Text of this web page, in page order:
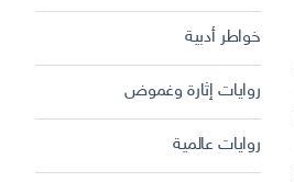
خواطر أدبية
روايات إثارة وغموض
روايات عالمية